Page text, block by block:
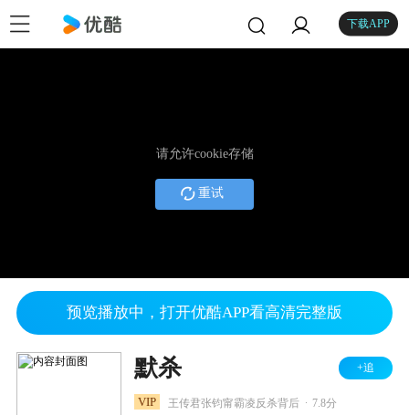
下载APP
请允许cookie存储
重试
预览播放中，打开优酷APP看高清完整版
默杀 +追
VIP 王传君张钧甯霸凌反杀背后 7.8分